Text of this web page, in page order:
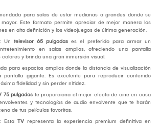
para salas de estar medianas a grandes donde se
Este formato permite apreciar de mejor manera los
en alta definición y los videojuegos de última generación.
: Un televisor 65 pulgadas es el preferido para armar un
en salas amplias, ofreciendo una pantalla
y brinda una gran inmersión visual.
para espacios amplios donde la distancia de visualización
pantalla gigante. Es excelente para reproducir contenido
fidelidad y sin perder nitidez.
75 pulgadas te proporciona el mejor efecto de cine en casa
y tecnologías de audio envolvente que te harán
de tus películas favoritas.
: Esta TV representa la experiencia premium definitiva en